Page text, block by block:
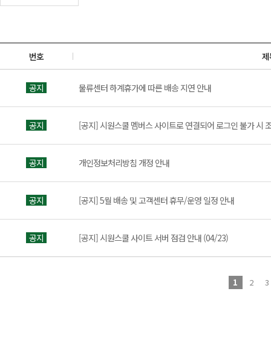
번호
공지 물류센터 하계휴가에 따른 배송 지연 안내
공지 [공지] 시원스쿨 멤버스 사이트로 연결되어 로그인 불가 시
공지 개인정보처리방침 개정 안내
공지 [공지] 5월 배송 및 고객센터 휴무/운영 일정 안내
공지 [공지] 시원스쿨 사이트 서버 점검 안내 (04/23)
1 2 3